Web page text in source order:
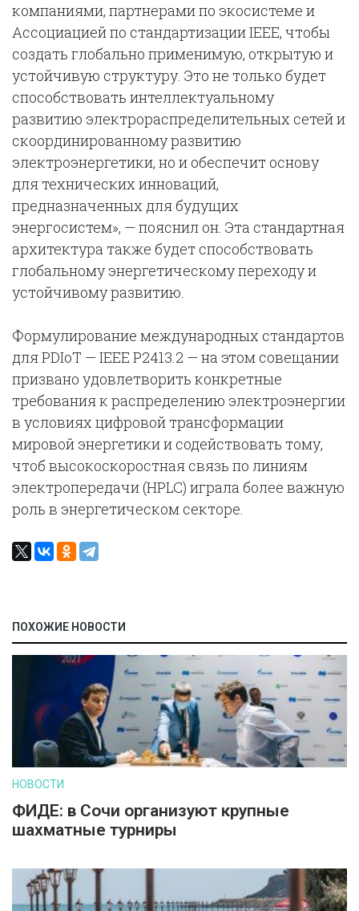
компаниями, партнерами по экосистеме и
Ассоциацией по стандартизации IEEE, чтобы
создать глобально применимую, открытую и
устойчивую структуру. Это не только будет
способствовать интеллектуальному
развитию электрораспределительных сетей и
скоординированному развитию
электроэнергетики, но и обеспечит основу
для технических инноваций,
предназначенных для будущих
энергосистем», — пояснил он. Эта стандартная
архитектура также будет способствовать
глобальному энергетическому переходу и
устойчивому развитию.
Формулирование международных стандартов
для PDIoT — IEEE P2413.2 — на этом совещании
призвано удовлетворить конкретные
требования к распределению электроэнергии
в условиях цифровой трансформации
мировой энергетики и содействовать тому,
чтоб высокоскоростная связь по линиям
электропередачи (HPLC) играла более важную
роль в энергетическом секторе.
ПОХОЖИЕ НОВОСТИ
НОВОСТИ
ФИДЕ: в Сочи организуют крупные
шахматные турниры